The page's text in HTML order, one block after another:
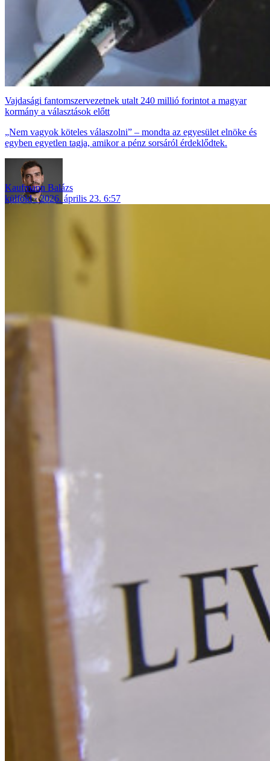
Vajdasági fantomszervezetnek utalt 240 millió forintot a magyar
kormány a választások előtt
„Nem vagyok köteles válaszolni” – mondta az egyesület elnöke és
egyben egyetlen tagja, amikor a pénz sorsáról érdeklődtek.
Kaufmann Balázs
külföld
2026. április 23. 6:57